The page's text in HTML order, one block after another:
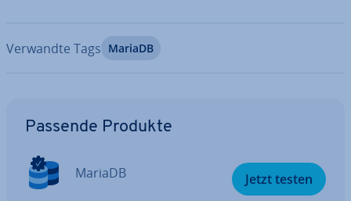
Verwandte Tags MariaDB
Passende Produkte
MariaDB Jetzt testen